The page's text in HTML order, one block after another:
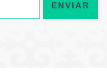
ENVIAR